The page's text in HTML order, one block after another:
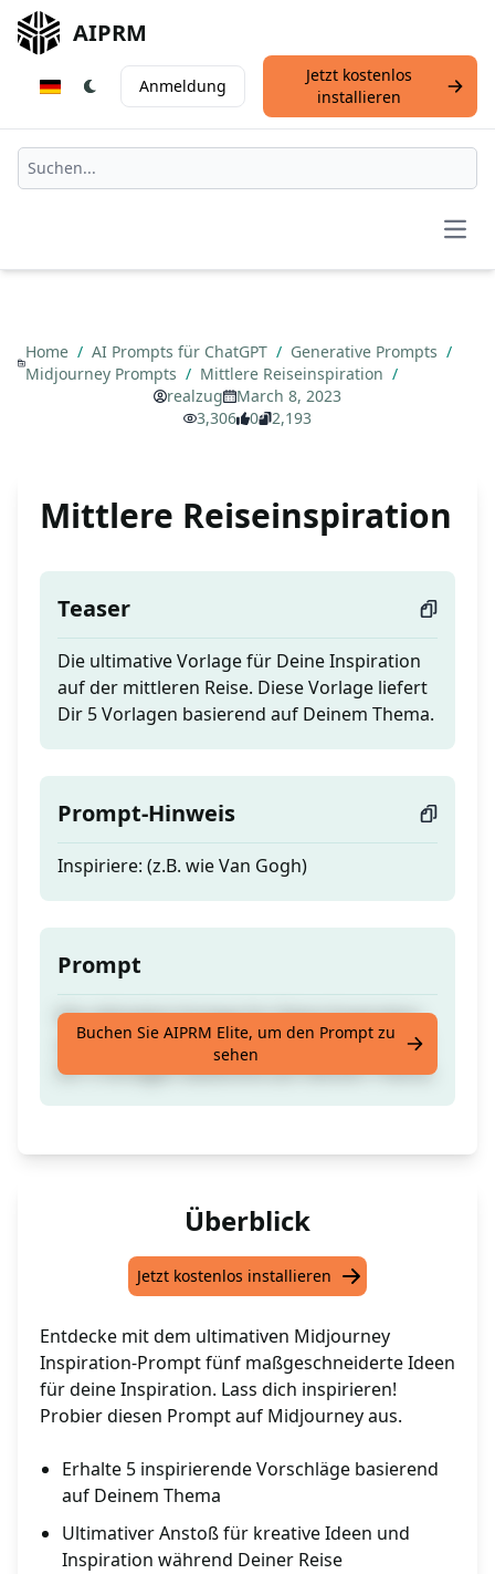
AIPRM
Anmeldung
Jetzt kostenlos
installieren
Home / AI Prompts für ChatGPT / Generative Prompts /
Midjourney Prompts / Mittlere Reiseinspiration /
realzug
March 8, 2023
3,306
0 2,193
Mittlere Reiseinspiration
Teaser
Die ultimative Vorlage für Deine Inspiration
auf der mittleren Reise. Diese Vorlage liefert
Dir 5 Vorlagen basierend auf Deinem Thema.
Prompt-Hinweis
Inspiriere: (z.B. wie Van Gogh)
Prompt
Die ultimative Vorlage für Deine Inspiration
auf der mittleren Reise. Diese Vorlage liefert
Dir 5 Vorlagen basierend auf Deinem Thema.
Buchen Sie AIPRM Elite, um den Prompt zu
sehen
Überblick
Jetzt kostenlos installieren
Entdecke mit dem ultimativen Midjourney
Inspiration-Prompt fünf maßgeschneiderte Ideen
für deine Inspiration. Lass dich inspirieren!
Probier diesen Prompt auf Midjourney aus.
Erhalte 5 inspirierende Vorschläge basierend
auf Deinem Thema
Ultimativer Anstoß für kreative Ideen und
Inspiration während Deiner Reise